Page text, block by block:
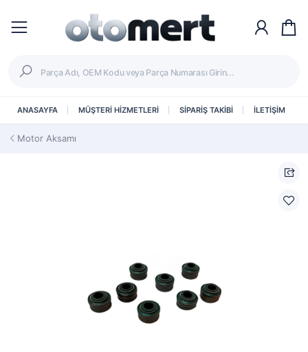
ANASAYFA MÜŞTERİ HİZMETLERİ SİPARİŞ TAKİBİ İLETİŞİM
Motor Aksamı